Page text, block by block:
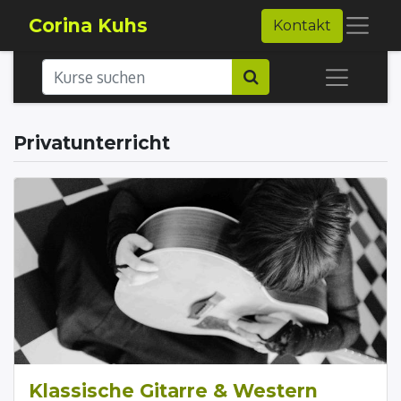
Corina Kuhs Kontakt
Privatunterricht
Klassische Gitarre & Western